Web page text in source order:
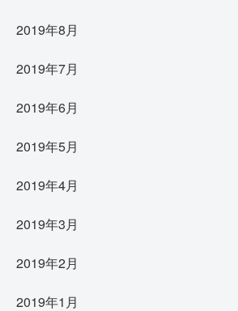
2019年8月
2019年7月
2019年6月
2019年5月
2019年4月
2019年3月
2019年2月
2019年1月